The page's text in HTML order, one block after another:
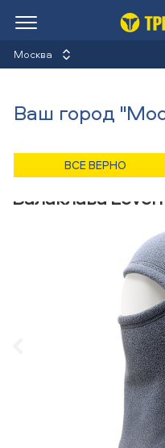
Москва
Балаклава Level
Ваш город
ВСЕ ВЕРНО